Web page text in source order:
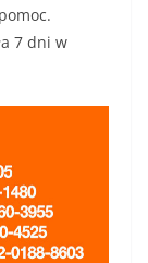
7 dni w